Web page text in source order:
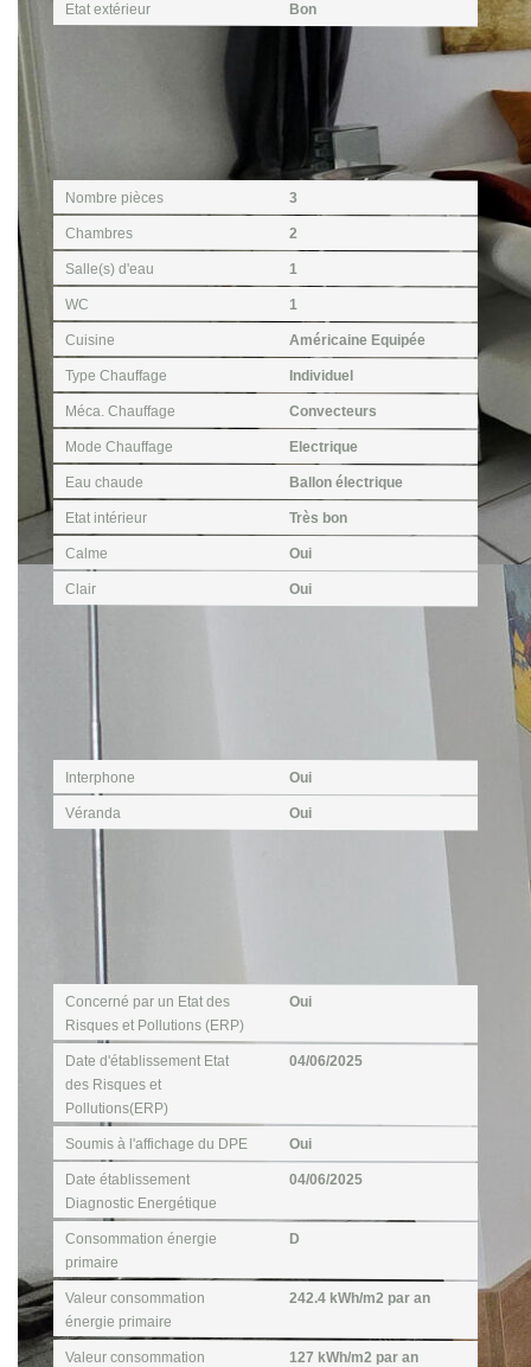
Etat extérieur Bon
Nombre pièces 3
Chambres 2
Salle(s) d'eau 1
WC 1
Cuisine Américaine Equipée
Type Chauffage Individuel
Méca. Chauffage Convecteurs
Mode Chauffage Electrique
Eau chaude Ballon électrique
Etat intérieur Très bon
Calme Oui
Clair Oui
Autres
Interphone Oui
Véranda Oui
Diagnostics
Concerné par un Etat des
Risques et Pollutions (ERP)
Oui
Date d'établissement Etat
des Risques et
Pollutions(ERP)
04/06/2025
Soumis à l'affichage du DPE Oui
Date établissement
Diagnostic Energétique
04/06/2025
Consommation énergie
primaire
D
Valeur consommation
énergie primaire
242.4 kWh/m2 par an
Valeur consommation
127 kWh/m2 par an